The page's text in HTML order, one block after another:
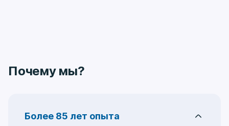
Почему мы?
Более 85 лет опыта